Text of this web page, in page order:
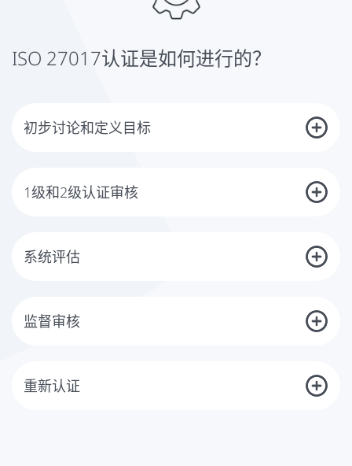
ISO 27017认证是如何进行的？
初步讨论和定义目标
求得到实施，你就可以让你的管理系统得到认证。您将在DQS经历一个多
阶段的认证过程。
报价。
1级和2级认证审核
在下一步（体系审核第二阶段），您的现场审核员评估所有管理过程的有
系统评估
应的合格证书。符合性证书的有效期与基础ISO 27001证书的有效期直接
挂钩。
监督审核
重新认证